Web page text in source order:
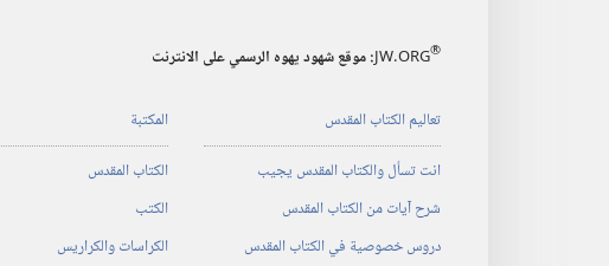
JW.ORG® :‏ موقع شهود يهوه الرسمي على الانترنت
تعاليم الكتاب المقدس
انت تسأل والكتاب المقدس يجيب
شرح آيات من الكتاب المقدس
دروس خصوصية في الكتاب المقدس
المكتبة
الكتاب المقدس
الكتب
الكراسات والكراريس